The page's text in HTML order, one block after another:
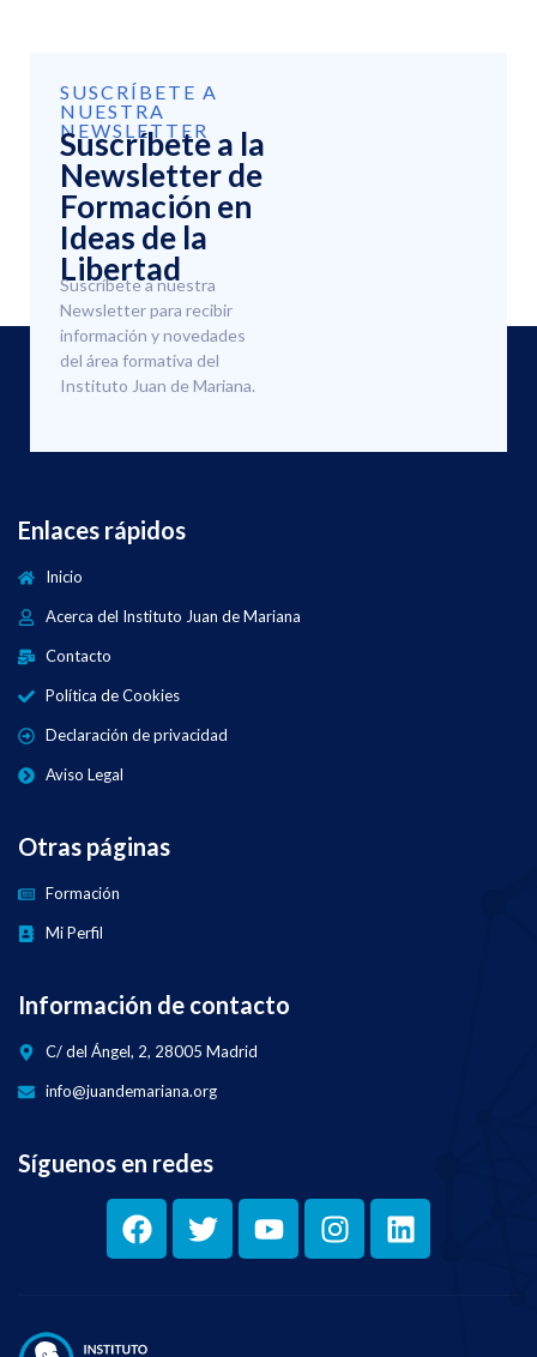
SUSCRÍBETE A
NUESTRA
NEWSLETTER
Suscríbete a la
Newsletter de
Formación en
Ideas de la
Libertad
Suscríbete a nuestra
Newsletter para recibir
información y novedades
del área formativa del
Instituto Juan de Mariana.
Enlaces rápidos
Inicio
Acerca del Instituto Juan de Mariana
Contacto
Política de Cookies
Declaración de privacidad
Aviso Legal
Otras páginas
Formación
Mi Perfil
Información de contacto
C/ del Ángel, 2, 28005 Madrid
info@juandemariana.org
Síguenos en redes